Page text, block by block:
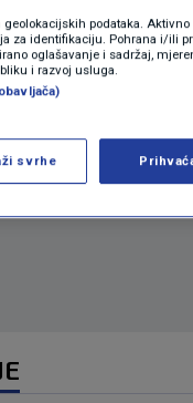
podataka.
za identifikaciju. Pohrana i/ili
oglašavanje i sadržaj,
i razvoj usluga.
svrhe